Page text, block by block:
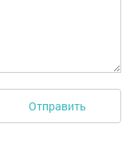
Отправить